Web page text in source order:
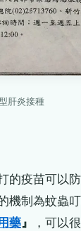
肝炎接種
的疫苗可以
機制為蚊蟲
藥』
，可以